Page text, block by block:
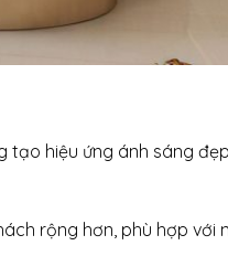
hiệu ứng ánh sáng
rộng hơn, phù hợp với